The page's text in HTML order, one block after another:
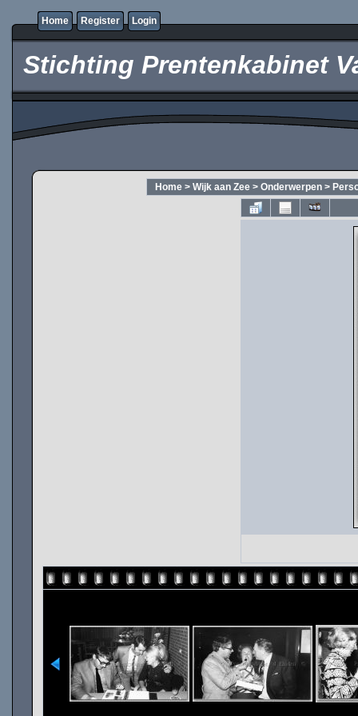
Home Register Login
Stichting Prentenkabinet
Home > Wijk aan Zee > Onderwerpen >